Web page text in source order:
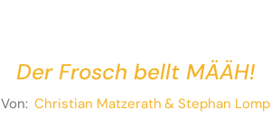
Der Frosch bellt MÄÄH!
Von: Christian Matzerath & Stephan Lomp